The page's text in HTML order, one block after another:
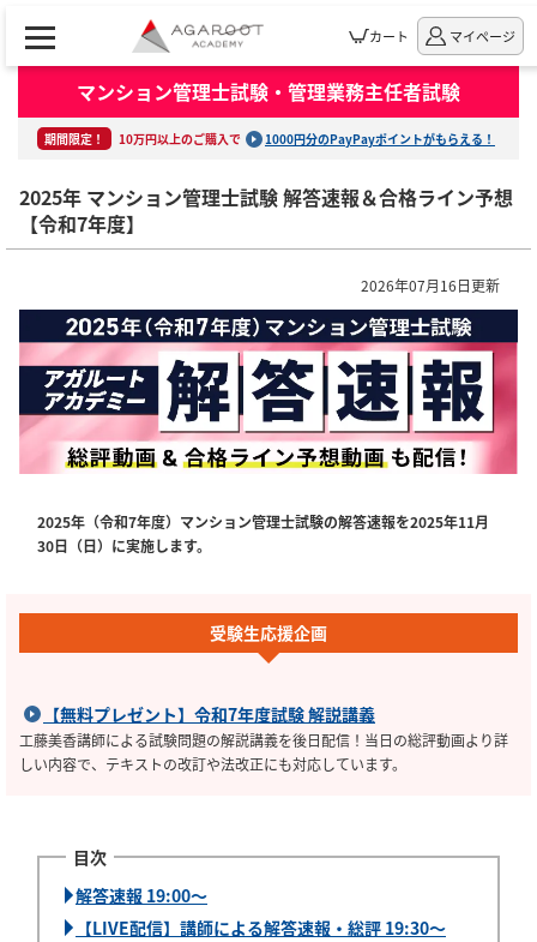
カート マイページ
マンション管理士試験・管理業務主任者試験
期間限定！ 10万円以上のご購入で 1000円分のPayPayポイントがもらえる！
2025年 マンション管理士試験 解答速報＆合格ライン予想
【令和7年度】
2026年07月16日更新
2025年（令和7年度）マンション管理士試験の解答速報を2025年11月
30日（日）に実施します。
受験生応援企画
【無料プレゼント】令和7年度試験 解説講義
工藤美香講師による試験問題の解説講義を後日配信！当日の総評動画より詳
しい内容で、テキストの改訂や法改正にも対応しています。
解答速報 19:00～
【LIVE配信】講師による解答速報・総評 19:30～